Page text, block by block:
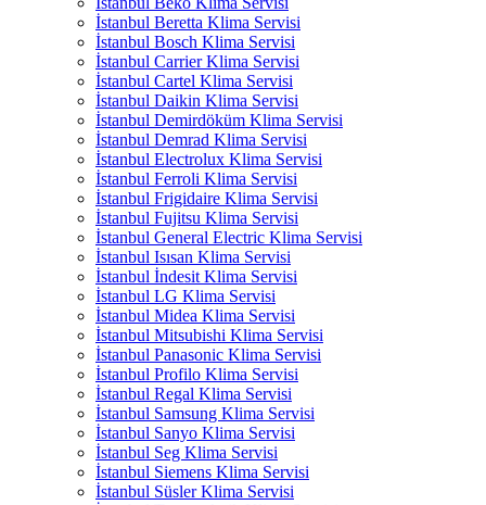
İstanbul Beretta Klima Servisi
İstanbul Bosch Klima Servisi
İstanbul Carrier Klima Servisi
İstanbul Cartel Klima Servisi
İstanbul Daikin Klima Servisi
İstanbul Demirdöküm Klima Servisi
İstanbul Demrad Klima Servisi
İstanbul Electrolux Klima Servisi
İstanbul Ferroli Klima Servisi
İstanbul Frigidaire Klima Servisi
İstanbul Fujitsu Klima Servisi
İstanbul General Electric Klima Servisi
İstanbul Isısan Klima Servisi
İstanbul İndesit Klima Servisi
İstanbul LG Klima Servisi
İstanbul Midea Klima Servisi
İstanbul Mitsubishi Klima Servisi
İstanbul Panasonic Klima Servisi
İstanbul Profilo Klima Servisi
İstanbul Regal Klima Servisi
İstanbul Samsung Klima Servisi
İstanbul Sanyo Klima Servisi
İstanbul Seg Klima Servisi
İstanbul Siemens Klima Servisi
İstanbul Süsler Klima Servisi